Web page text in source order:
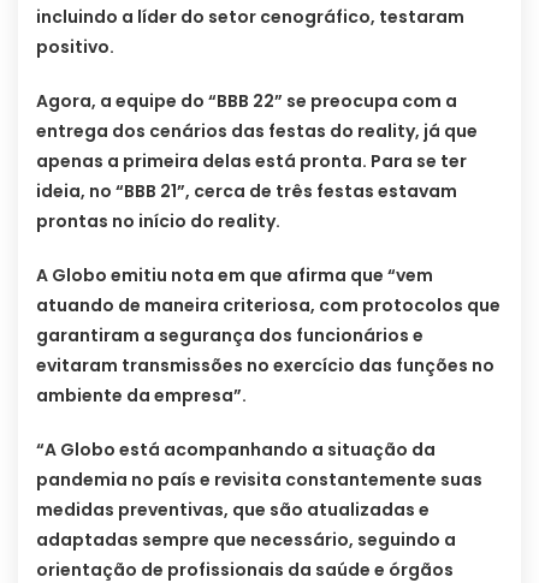
incluindo a líder do setor cenográfico, testaram
positivo.
Agora, a equipe do “BBB 22” se preocupa com a
entrega dos cenários das festas do reality, já que
apenas a primeira delas está pronta. Para se ter
ideia, no “BBB 21”, cerca de três festas estavam
prontas no início do reality.
A Globo emitiu nota em que afirma que “vem
atuando de maneira criteriosa, com protocolos que
garantiram a segurança dos funcionários e
evitaram transmissões no exercício das funções no
ambiente da empresa”.
“A Globo está acompanhando a situação da
pandemia no país e revisita constantemente suas
medidas preventivas, que são atualizadas e
adaptadas sempre que necessário, seguindo a
orientação de profissionais da saúde e órgãos